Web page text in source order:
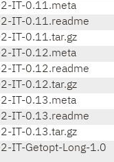
IT-0.11.meta
IT-0.11.readme
IT-0.11.tar.gz
IT-0.12.meta
IT-0.12.readme
IT-0.12.tar.gz
IT-0.13.meta
IT-0.13.readme
IT-0.13.tar.gz
IT-Getopt-Long-1.0